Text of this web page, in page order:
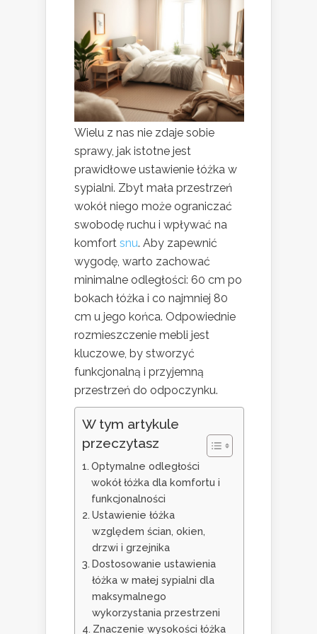
Wielu z nas nie zdaje sobie
sprawy, jak istotne jest
prawidłowe ustawienie łóżka w
sypialni. Zbyt mała przestrzeń
wokół niego może ograniczać
swobodę ruchu i wpływać na
komfort snu. Aby zapewnić
wygodę, warto zachować
minimalne odległości: 60 cm po
bokach łóżka i co najmniej 80
cm u jego końca. Odpowiednie
rozmieszczenie mebli jest
kluczowe, by stworzyć
funkcjonalną i przyjemną
przestrzeń do odpoczynku.
W tym artykule
przeczytasz
Optymalne odległości
wokół łóżka dla komfortu i
funkcjonalności
Ustawienie łóżka
względem ścian, okien,
drzwi i grzejnika
Dostosowanie ustawienia
łóżka w małej sypialni dla
maksymalnego
wykorzystania przestrzeni
Znaczenie wysokości łóżka